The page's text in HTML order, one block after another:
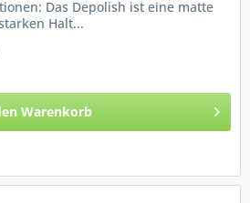
Das Depolish ist eine matte
Halt...
Warenkorb